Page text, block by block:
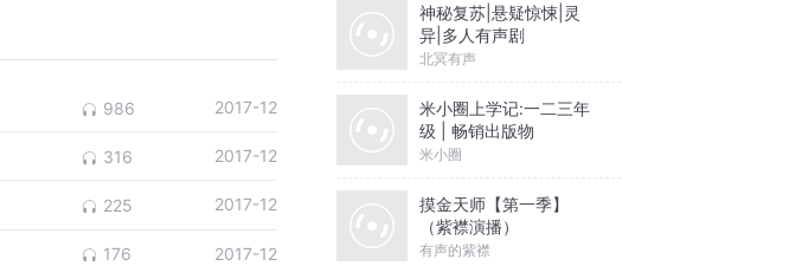
986 2017-12
316 2017-12
225 2017-12
176 2017-12
神秘复苏|悬疑惊悚|灵
异|多人有声剧
北冥有声
米小圈上学记:一二三年
级 | 畅销出版物
米小圈
摸金天师【第一季】
（紫襟演播）
有声的紫襟